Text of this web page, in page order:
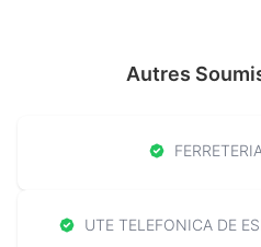
Autres
UTE TELEFONICA DE